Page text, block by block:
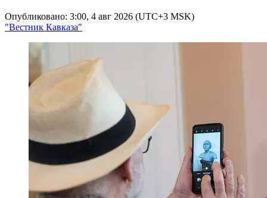
Опубликовано: 3:00, 4 авг 2026 (UTC+3 MSK)
"Вестник Кавказа"